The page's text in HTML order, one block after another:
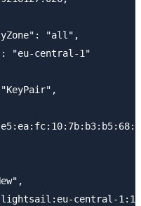
"all",
"eu-central-1"
central-